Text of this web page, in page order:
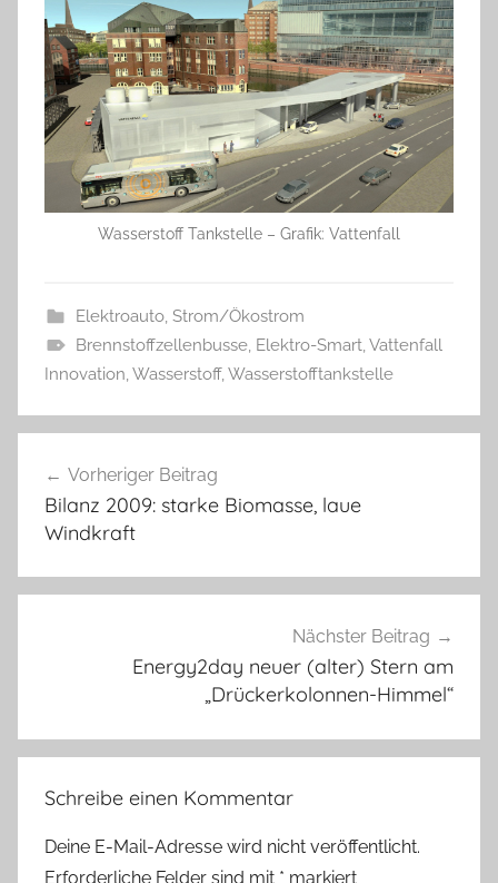
Wasserstoff Tankstelle – Grafik: Vattenfall
Elektroauto, Strom/Ökostrom
Brennstoffzellenbusse, Elektro-Smart,Vattenfall
Innovation,Wasserstoff,Wasserstofftankstelle
Vorheriger Beitrag
Bilanz 2009: starke Biomasse, laue
Windkraft
Nächster Beitrag
Energy2day neuer (alter) Stern am
„Drückerkolonnen-Himmel“
Schreibe einen Kommentar
Deine E-Mail-Adresse wird nicht veröffentlicht.
Erforderliche Felder sind mit * markiert